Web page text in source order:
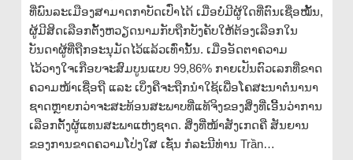
ທີ່ພົນລະເມືອງສາມາດກາບັດເປົ່າໄດ້ ເມື່ອບໍ່ມີຜູ້ໃດທີ່ຕົນເຊື່ອໝັ້ນ,
ຜູ້ມີສິດເລືອກຕັ້ງຫວຽດນາມກັບຖືກບັງຄັບໃຫ້ຕ້ອງເລືອກໃນ
ບັນດາຜູ້ທີ່ຖືກອະນຸມັດໄວ້ແລ້ວເທົ່ານັ້ນ. ເມື່ອອັດຕາຄວາມ
ໄວ້ວາງໃຈເກືອບຈະສົມບູນແບບ 99,86% ກາຍເປັນຕົວເລກທີ່ຂາດ
ຄວາມໜ້າເຊື່ອຖື ແລະ ເບິ່ງຄືຈະຖືກນຳໃຊ້ເພື່ອໂຄສະນາຕໍ່ນານາ
ຊາດຫຼາຍກວ່າຈະສະທ້ອນສະພາບທີ່ແທ້ຈິງຂອງສິ່ງທີ່ເອີ້ນວ່າການ
ເລືອກຕັ້ງຜູ້ແທນສະພາແຫ່ງຊາດ. ສິ່ງທີ່ໜ້າສັງເກດຄື ສັນຍານ
ຂອງການຂາດຄວາມໂປ່ງໃສ ເຊັ່ນ ກໍລະນີທ່ານ Trần…